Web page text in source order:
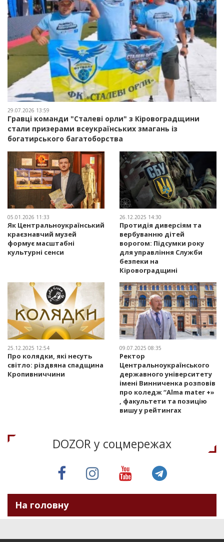
29.07.2026 13:59
Гравці команди "Сталеві орли" з Кіровоградщини
стали призерами всеукраїнських змагань із
богатирського багатоборства
05.01.2026 11:33
Як Центральноукраїнський
краєзнавчий музей
формує масштабні
культурні сенси
26.12.2025 14:30
Протидія диверсіям та
вербуванню дітей
ворогом: Підсумки року
для управління Служби
безпеки на
Кіровоградщині
25.12.2025 12:54
Про колядки, які несуть
світло: різдвяна спадщина
Кропивниччини
09.07.2025 08:35
Ректор
Центральноукраїнського
державного університету
імені Винниченка розповів
про коледж “Alma mater +»
, факультети та позицію
вишу у рейтингах
DOZOR у соцмережах
На головну